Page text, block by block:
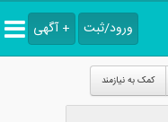
ورود/ثبت + آگهی
کمک به نیازمند